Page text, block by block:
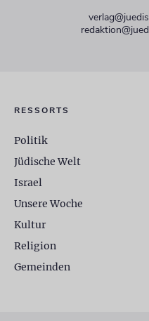
RESSORTS
Politik
Jüdische Welt
Israel
Unsere Woche
Kultur
Religion
Gemeinden